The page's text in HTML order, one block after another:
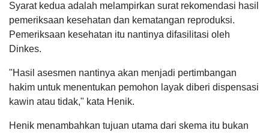
Syarat kedua adalah melampirkan surat rekomendasi hasil
pemeriksaan kesehatan dan kematangan reproduksi.
Pemeriksaan kesehatan itu nantinya difasilitasi oleh
Dinkes.
"Hasil asesmen nantinya akan menjadi pertimbangan
hakim untuk menentukan pemohon layak diberi dispensasi
kawin atau tidak," kata Henik.
Henik menambahkan tujuan utama dari skema itu bukan